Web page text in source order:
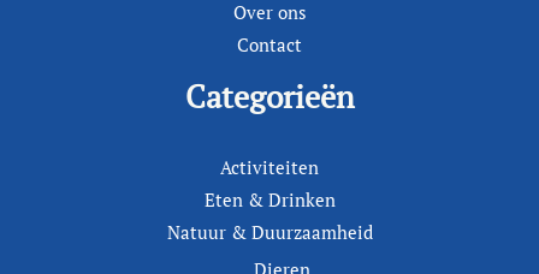
Over ons
Contact
Categorieën
Activiteiten
Eten & Drinken
Natuur & Duurzaamheid